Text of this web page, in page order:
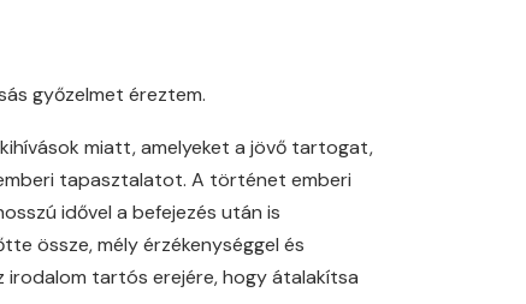
győzelmet éreztem.
miatt, amelyeket a jövő tartogat,
tapasztalatot. A történet emberi
idővel a befejezés után is
össze, mély érzékenységgel és
irodalom tartós erejére, hogy átalakítsa